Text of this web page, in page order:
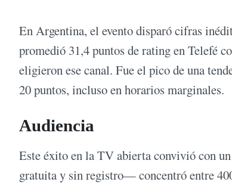
En Argentina, el evento disparó cifras
promedió 31,4 puntos de rating en Telefé
eligieron ese canal. Fue el pico de una
20 puntos, incluso en horarios marginales.
Audiencia
Este éxito en la TV abierta convivió con
gratuita y sin registro— concentró entre